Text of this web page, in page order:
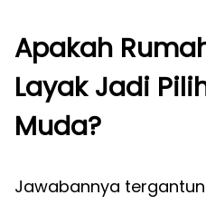
Apakah
Layak Jadi
Muda?
Jawabannya